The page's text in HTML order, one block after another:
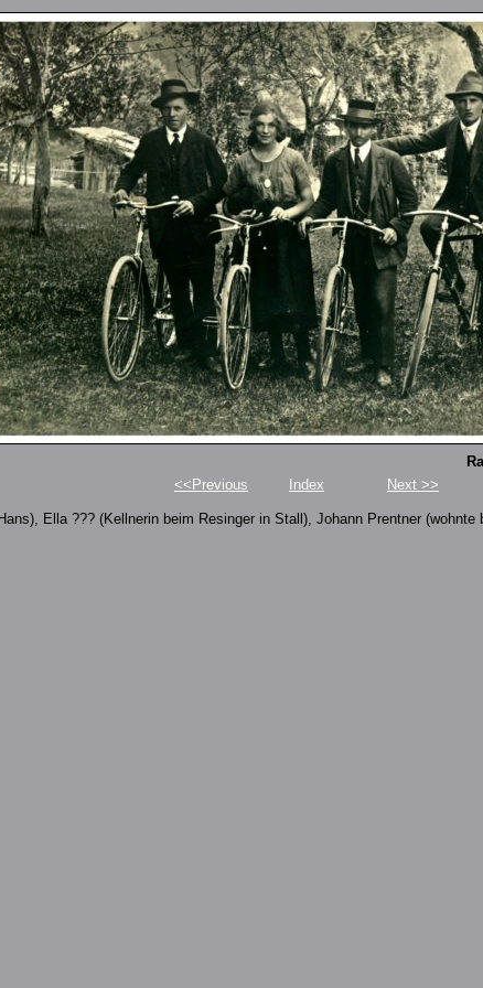
<<Previous
Index Next >>
Ella ??? (Kellnerin beim Resinger in Stall), Johann Prentner (wohnte